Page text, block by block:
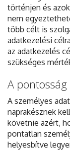
történjen és
nem
több célt is
adatkezelési
az adatkezelés
szükséges
A pontosság
A személyes
naprakésznek
követnie azért,
pontatlan
helyesbítve